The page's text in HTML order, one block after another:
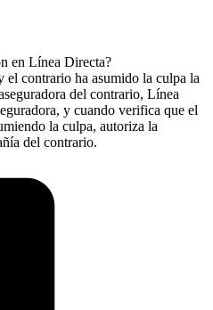
en Línea Directa?
el contrario ha asumido la culpa la
del contrario, Línea
y cuando verifica que el
la culpa, autoriza la
del contrario.